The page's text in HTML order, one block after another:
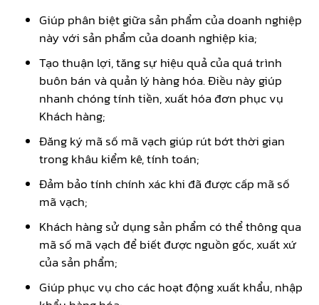
Giúp phân biệt giữa sản phẩm của doanh nghiệp
này với sản phẩm của doanh nghiệp kia;
Tạo thuận lợi, tăng sự hiệu quả của quá trình
buôn bán và quản lý hàng hóa. Điều này giúp
nhanh chóng tính tiền, xuất hóa đơn phục vụ
Khách hàng;
Đăng ký mã số mã vạch giúp rút bớt thời gian
trong khâu kiểm kê, tính toán;
Đảm bảo tính chính xác khi đã được cấp mã số
mã vạch;
Khách hàng sử dụng sản phẩm có thể thông qua
mã số mã vạch để biết được nguồn gốc, xuất xứ
của sản phẩm;
Giúp phục vụ cho các hoạt động xuất khẩu, nhập